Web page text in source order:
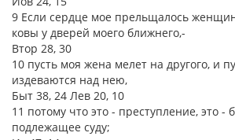
9 Если сердце мое прельщалось
ковы у дверей моего ближнего,-
Втор 28, 30
10 пусть моя жена мелет на другого, и
издеваются над нею,
Быт 38, 24 Лев 20, 10
11 потому что это - преступление, это -
подлежащее суду;